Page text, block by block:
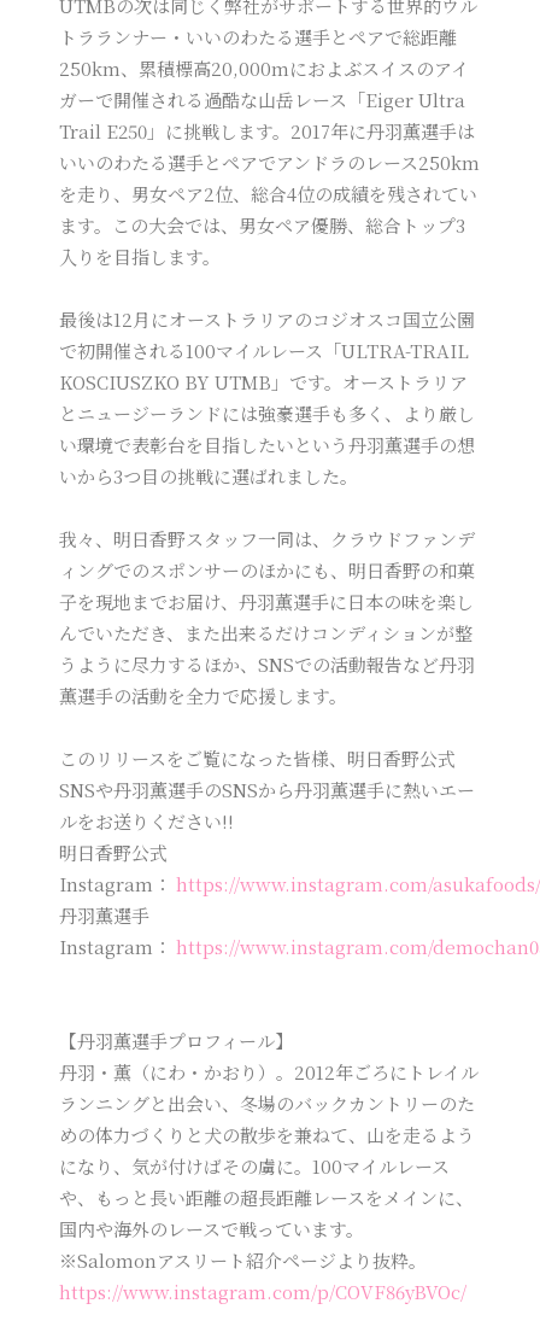
UTMBの次は同じく弊社がサポートする世界的ウル
トラランナー・いいのわたる選手とペアで総距離
250km、累積標高20,000mにおよぶスイスのアイ
ガーで開催される過酷な山岳レース「Eiger Ultra
Trail E250」に挑戦します。2017年に丹羽薫選手は
いいのわたる選手とペアでアンドラのレース250km
を走り、男女ペア2位、総合4位の成績を残されてい
ます。この大会では、男女ペア優勝、総合トップ3
入りを目指します。
最後は12月にオーストラリアのコジオスコ国立公園
で初開催される100マイルレース「ULTRA-TRAIL
KOSCIUSZKO BY UTMB」です。オーストラリア
とニュージーランドには強豪選手も多く、より厳し
い環境で表彰台を目指したいという丹羽薫選手の想
いから3つ目の挑戦に選ばれました。
我々、明日香野スタッフ一同は、クラウドファンデ
ィングでのスポンサーのほかにも、明日香野の和菓
子を現地までお届け、丹羽薫選手に日本の味を楽し
んでいただき、また出来るだけコンディションが整
うように尽力するほか、SNSでの活動報告など丹羽
薫選手の活動を全力で応援します。
このリリースをご覧になった皆様、明日香野公式
SNSや丹羽薫選手のSNSから丹羽薫選手に熱いエー
ルをお送りください!!
明日香野公式
Instagram： https://www.instagram.com/asukafoods/
丹羽薫選手
Instagram： https://www.instagram.com/
【丹羽薫選手プロフィール】
丹羽・薫（にわ・かおり）。2012年ごろにトレイル
ランニングと出会い、冬場のバックカントリーのた
めの体力づくりと犬の散歩を兼ねて、山を走るよう
になり、気が付けばその虜に。100マイルレース
や、もっと長い距離の超長距離レースをメインに、
国内や海外のレースで戦っています。
※Salomonアスリート紹介ページより抜粋。
https://www.instagram.com/p/COVF86yBVOc/